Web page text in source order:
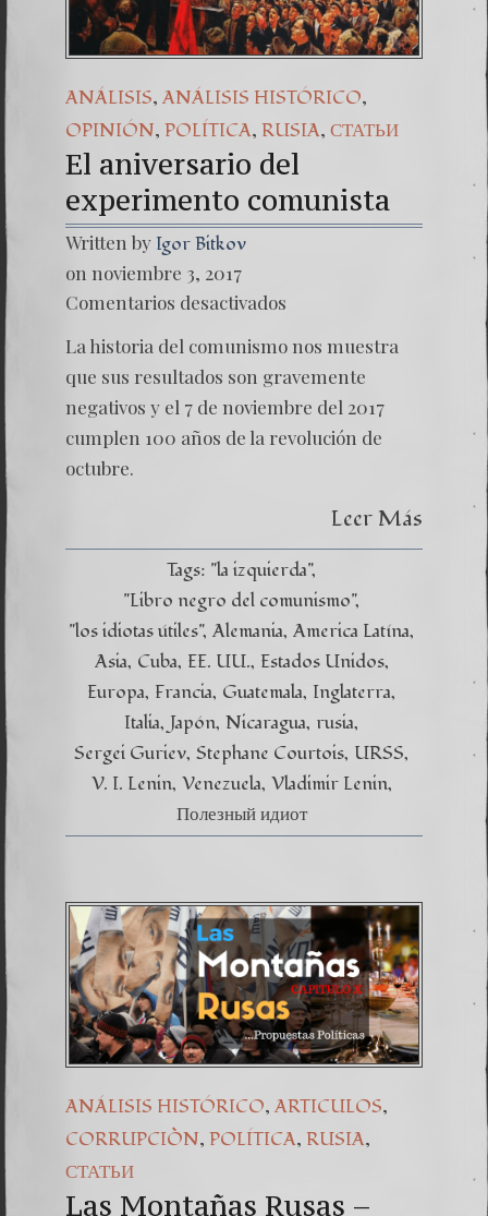
ANÁLISIS, ANÁLISIS HISTÓRICO,
OPINIÓN, POLÍTICA, RUSIA, СТАТЬИ
El aniversario del
experimento comunista
Written by Igor Bitkov
on noviembre 3, 2017
Comentarios desactivados
La historia del comunismo nos muestra
que sus resultados son gravemente
negativos y el 7 de noviembre del 2017
cumplen 100 años de la revolución de
octubre.
Leer Más
Tags: "la izquierda"
"Libro negro del comunismo"
"los idiotas útiles" Alemania America Latína
Asia Cuba EE. UU. Estados Unidos
Europa Francia Guatemala Inglaterra
Italia Japón Nicaragua rusia
Sergei Guriev Stephane Courtois URSS
V. I. Lenin Venezuela Vladimir Lenin
Полезный идиот
ANÁLISIS HISTÓRICO, ARTICULOS,
CORRUPCIÒN, POLÍTICA, RUSIA,
СТАТЬИ
Las Montañas Rusas –